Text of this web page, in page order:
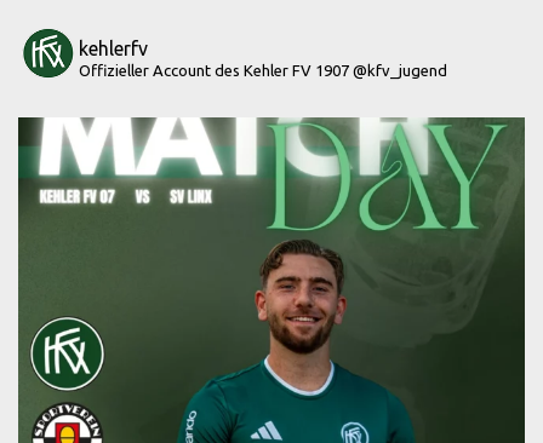
kehlerfv
Offizieller Account des Kehler FV 1907 @kfv_jugend